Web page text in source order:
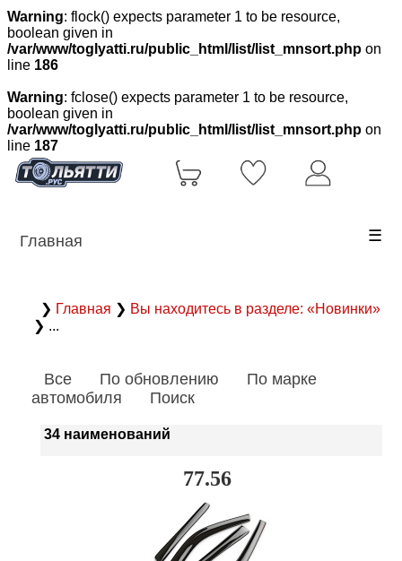
Warning: flock() expects parameter 1 to be resource,
boolean given in
/var/www/toglyatti.ru/public_html/list/list_mnsort.php on
line 186
Warning: fclose() expects parameter 1 to be resource,
boolean given in
/var/www/toglyatti.ru/public_html/list/list_mnsort.php on
line 187
Главная ☰
❯ Главная ❯ Вы находитесь в разделе: «Новинки»
❯ ...
Все По обновлению
По марке
автомобиля
Поиск
34 наименований
77.56